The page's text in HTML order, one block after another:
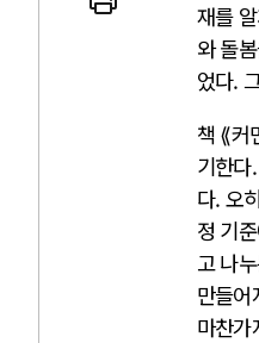
재를
와 돌
었다.
책 ⟪커
기한다
다. 오
정 기
고 나
만들어
마찬가